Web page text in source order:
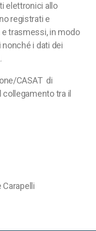
elettronici allo
registrati e
trasmessi, in modo
i dati dei
CASAT di
tra il